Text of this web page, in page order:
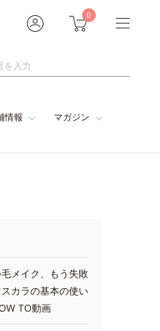
0
情報 マガジン
メイク、もう失敗
カラの基本の使い
TO動画